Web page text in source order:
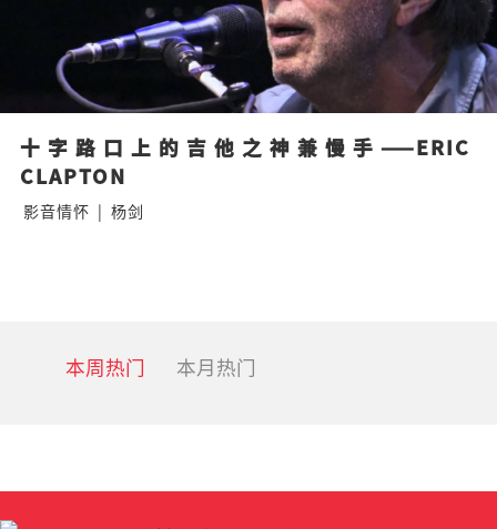
十字路口上的吉他之神兼慢手——ERIC
CLAPTON
影音情怀 | 杨剑
本周热门 本月热门